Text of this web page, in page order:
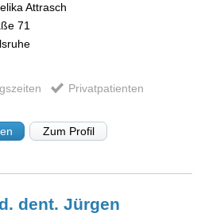
Attrasch
71
Privatpatienten
Zum Profil
dent. Jürgen